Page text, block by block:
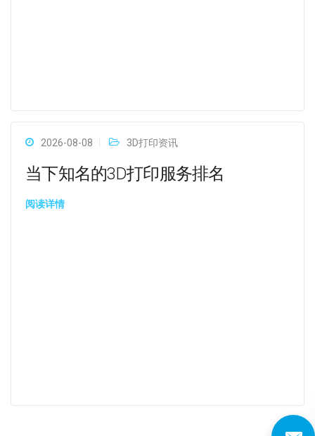
2026-08-08 3D打印资讯
当下知名的3D打印服务排名
阅读详情